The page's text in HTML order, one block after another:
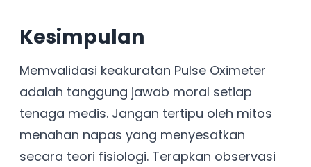
Kesimpulan
Memvalidasi keakuratan Pulse Oximeter
adalah tanggung jawab moral setiap
tenaga medis. Jangan tertipu oleh mitos
menahan napas yang menyesatkan
secara teori fisiologi. Terapkan observasi